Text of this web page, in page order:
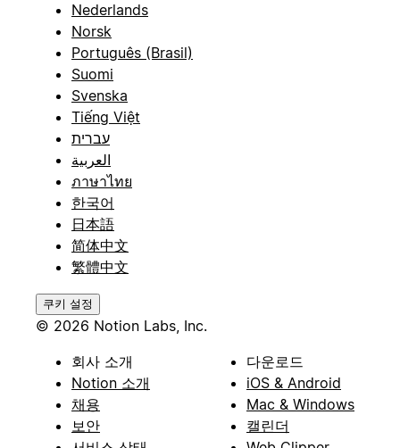
Nederlands
Norsk
Português (Brasil)
Suomi
Svenska
Tiếng Việt
עברית
العربية
ภาษาไทย
한국어
日本語
简体中文
繁體中文
쿠키 설정
© 2026 Notion Labs, Inc.
회사 소개
Notion 소개
채용
보안
다운로드
iOS & Android
Mac & Windows
캘린더